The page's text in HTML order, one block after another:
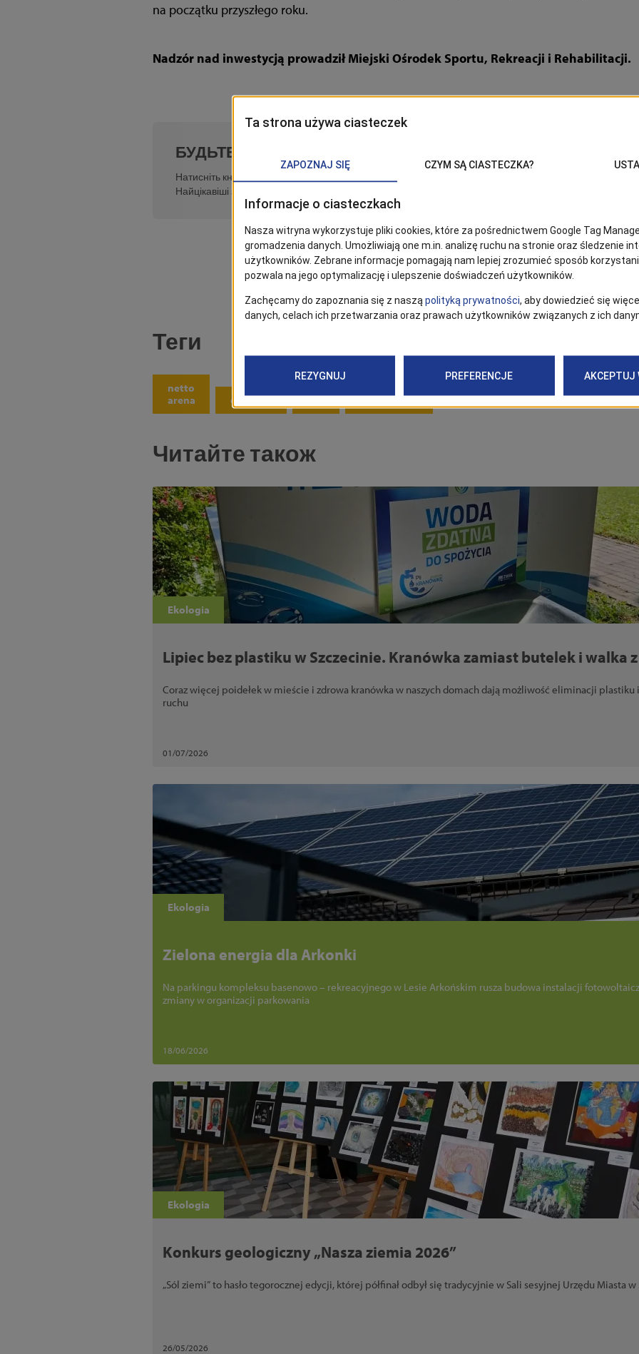
na początku przyszłego roku.
Nadzór nad inwestycją prowadził Miejski Ośrodek Sportu, Rekreacji i Rehabilitacji.
БУДЬТЕ В КУРСІ!
Натисніть кнопку «Підписатись», щоб бути в курсі новин Щецина.
Найцікавіші записи ви знайдете в Новинах Google!
Теги
netto
arena
ekologia sbo
obywatelski
Читайте також
Ekologia
Lipiec bez plastiku w Szczecinie. Kranówka zamiast butelek i walka
Coraz więcej poidełek w mieście i zdrowa kranówka w naszych domach dają możliwość eliminacji plastiku
ruchu
01/07/2026
Ekologia
Zielona energia dla Arkonki
Na parkingu kompleksu basenowo – rekreacyjnego w Lesie Arkońskim rusza budowa instalacji
zmiany w organizacji parkowania
18/06/2026
Ekologia
Konkurs geologiczny „Nasza ziemia 2026”
„Sól ziemi” to hasło tegorocznej edycji, której półfinał odbył się tradycyjnie w Sali sesyjnej Urzędu Miasta w
26/05/2026